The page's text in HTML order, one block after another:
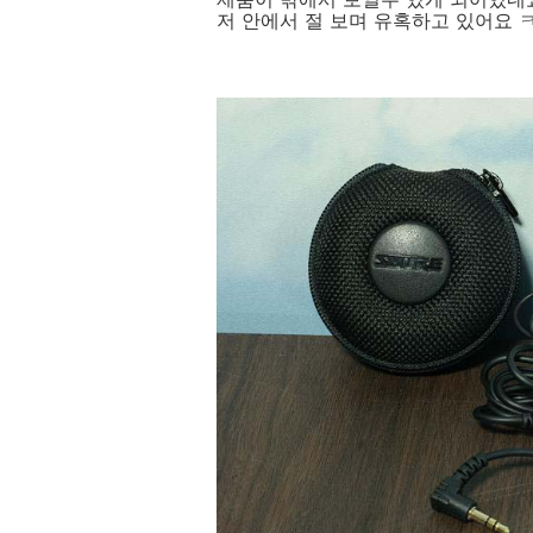
저 안에서 절 보며 유혹하고 있어요